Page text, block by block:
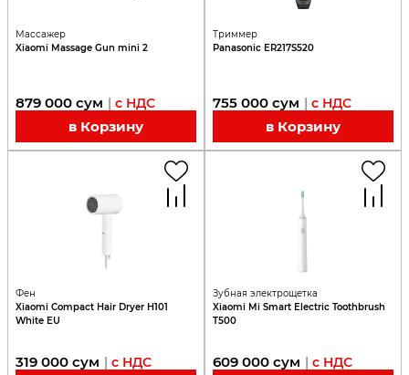
Массажер
Xiaomi Massage Gun mini 2
879 000 сум | с НДС
в Корзину
Триммер
Panasonic ER217S520
755 000 сум | с НДС
в Корзину
Фен
Xiaomi Compact Hair Dryer H101
White EU
319 000 сум | с НДС
Зубная электрощетка
Xiaomi Mi Smart Electric Toothbrush
T500
609 000 сум | с НДС